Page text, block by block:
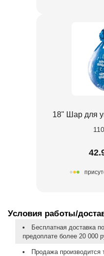
18" Шар для
Условия работы/
Бесплатная доставка
предоплате более 20 000
Продажа